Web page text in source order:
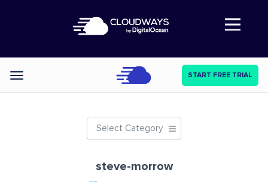
Abre a navegação
Categories START FREE TRIAL
Select Category
steve-morrow